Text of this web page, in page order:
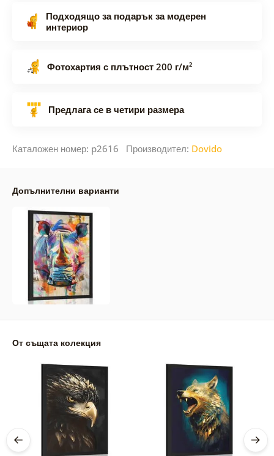
Подходящо за подарък за модерен
интериор
Фотохартия с плътност 200 г/м²
Предлага се в четири размера
Каталожен номер: p2616 Производител: Dovido
Допълнителни варианти
От същата колекция